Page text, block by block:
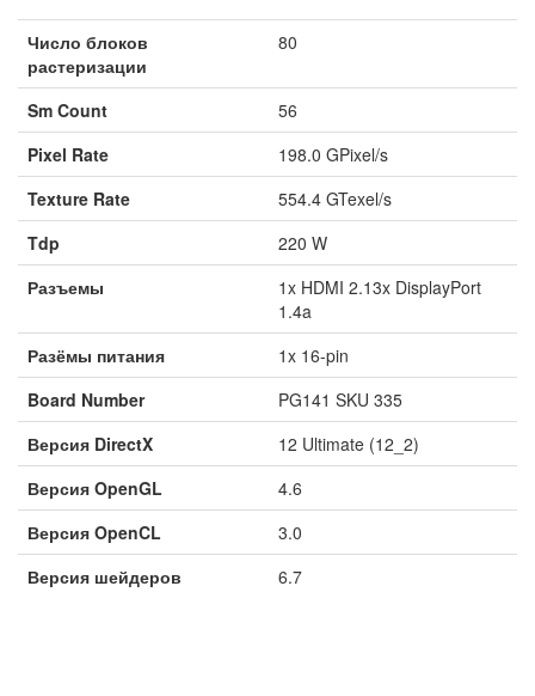
Число блоков
растеризации
80
Sm Count
56
Pixel Rate
198.0 GPixel/s
Texture Rate
554.4 GTexel/s
Tdp
220 W
Разъемы
1x HDMI 2.13x DisplayPort
1.4a
Разёмы питания
1x 16-pin
Board Number
PG141 SKU 335
Версия DirectX
12 Ultimate (12_2)
Версия OpenGL
4.6
Версия OpenCL
3.0
Версия шейдеров
6.7